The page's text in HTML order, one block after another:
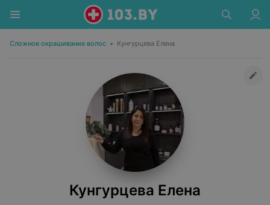
Сложное окрашивание волос • Кунгурцева Елена
Кунгурцева Елена